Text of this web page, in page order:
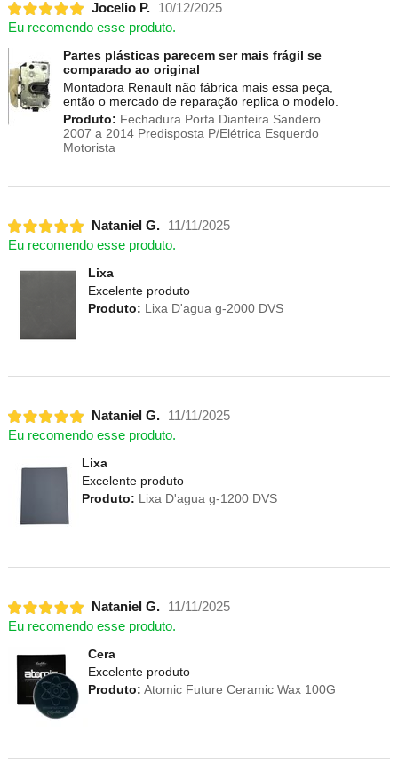
Jocelio P.
10/12/2025
Eu recomendo esse produto.
Partes plásticas parecem ser mais frágil se
comparado ao original
Montadora Renault não fábrica mais essa peça,
então o mercado de reparação replica o modelo.
Produto: Fechadura Porta Dianteira Sandero
2007 a 2014 Predisposta P/Elétrica Esquerdo
Motorista
Nataniel G.
11/11/2025
Eu recomendo esse produto.
Lixa
Excelente produto
Produto: Lixa D'agua g-2000 DVS
Nataniel G.
11/11/2025
Eu recomendo esse produto.
Lixa
Excelente produto
Produto: Lixa D'agua g-1200 DVS
Nataniel G.
11/11/2025
Eu recomendo esse produto.
Cera
Excelente produto
Produto: Atomic Future Ceramic Wax 100G